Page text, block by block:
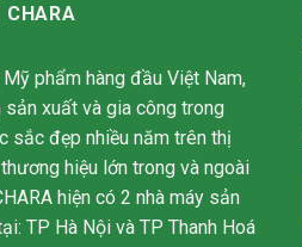
phẩm hàng đầu Việt Nam,
sản xuất và gia công trong
sắc đẹp nhiều năm trên thị
hiệu lớn trong và ngoài
hiện có 2 nhà máy sản
TP Hà Nội và TP Thanh Hoá